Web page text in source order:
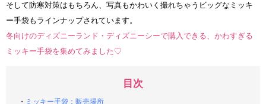
そして防寒対策はもちろん、写真もかわいく撮れちゃうビッグなミッキ
ー手袋もラインナップされています。
冬向けのディズニーランド・ディズニーシーで購入できる、かわすぎる
ミッキー手袋を集めてみました♡
目次
・ ミッキー手袋：販売場所